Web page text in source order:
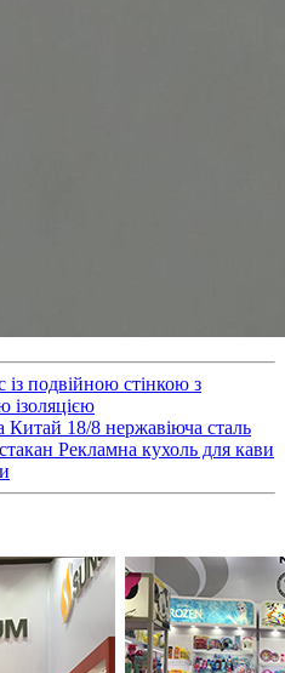
із подвійною стінкою з
ізоляцією
18/8 нержавіюча сталь
Рекламна кухоль для кави